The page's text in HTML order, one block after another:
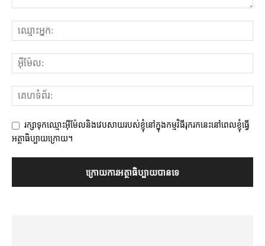
រក្សាទុកឈ្មោះអ៊ីម៉ែលនិងវេបសាយរបស់ខ្ញុំនៅក្នុងកម្មវិធីរុករកនេះនៅពេលខ្ញុំធ្វើ
អត្ថាធិប្បាយក្រោយ។